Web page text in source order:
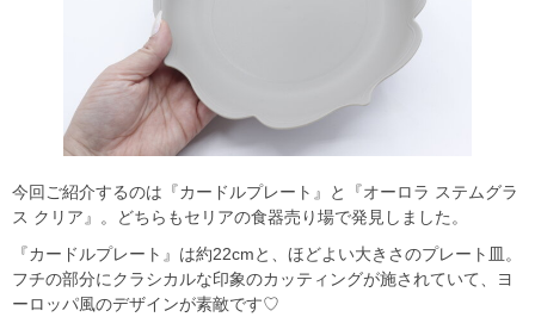
今回ご紹介するのは『カードルプレート』と『オーロラ ステムグラ
ス クリア』。どちらもセリアの食器売り場で発見しました。
『カードルプレート』は約22cmと、ほどよい大きさのプレート皿。
フチの部分にクラシカルな印象のカッティングが施されていて、ヨ
ーロッパ風のデザインが素敵です♡